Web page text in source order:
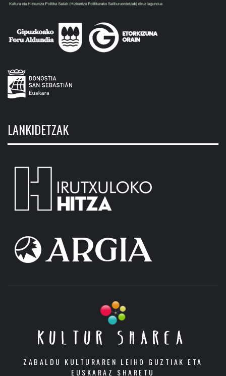
LANKIDETZAK
KULTUR SHAREA
ZABALDU KULTURAREN LEIHO GUZTIAK ETA
EUSKARAZ SHARETU